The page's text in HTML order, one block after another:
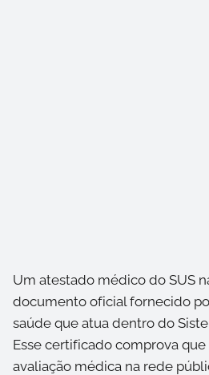
Um atestado médico do SUS
documento oficial fornecido
saúde que atua dentro do
Esse certificado comprova
avaliação médica na rede